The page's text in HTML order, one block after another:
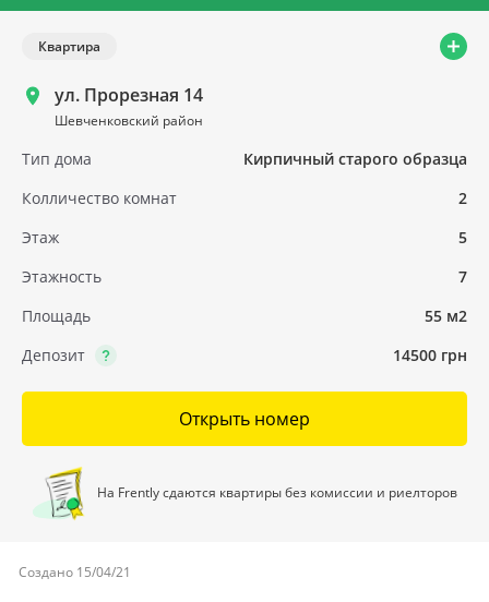
Квартира
ул. Прорезная 14
Шевченковский район
Тип дома
Кирпичный старого образца
Колличество комнат
2
Этаж
5
Этажность
7
Площадь
55 м2
Депозит
14500 грн
Открыть номер
На Frently сдаются квартиры без комиссии и риелторов
Создано 15/04/21